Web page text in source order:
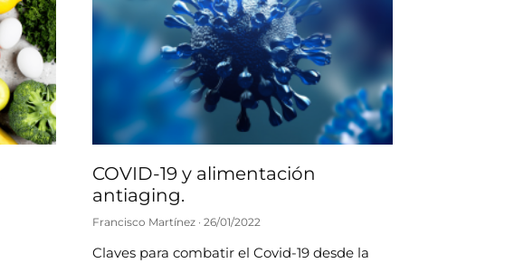
COVID-19 y alimentación
antiaging.
Francisco Martínez 26/01/2022
Claves para combatir el Covid-19 desde la